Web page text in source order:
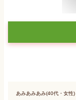
あみあみあみ(40代・女性)